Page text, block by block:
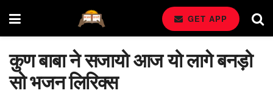
GET APP
कुण बाबा ने सजायो आज यो लागे बनड़ो
सो भजन लिरिक्स